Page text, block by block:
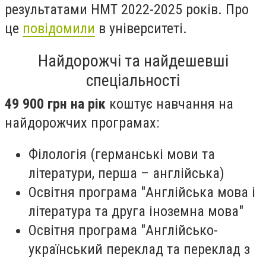
результатами НМТ 2022-2025 років. Про
це повідомили в університеті.
Найдорожчі та найдешевші
спеціальності
49 900 грн на рік коштує навчання на
найдорожчих програмах:
Філологія (германські мови та
літератури, перша – англійська)
Освітня програма "Англійська мова і
література та друга іноземна мова"
Освітня програма "Англійсько-
український переклад та переклад з